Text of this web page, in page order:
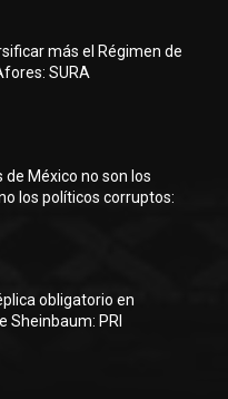
más el Régimen de
SURA
de México no son los
los políticos corruptos:
obligatorio en
Sheinbaum: PRI